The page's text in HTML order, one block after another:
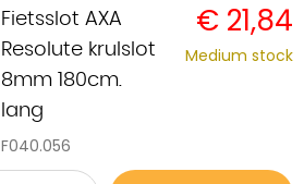
Fietsslot AXA
Resolute krulslot
8mm 180cm.
lang
F040.056
€ 21,84
Medium stock